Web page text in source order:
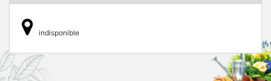
indisponible